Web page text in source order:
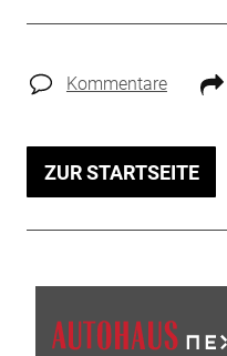
Kommentare
ZUR STARTSEITE